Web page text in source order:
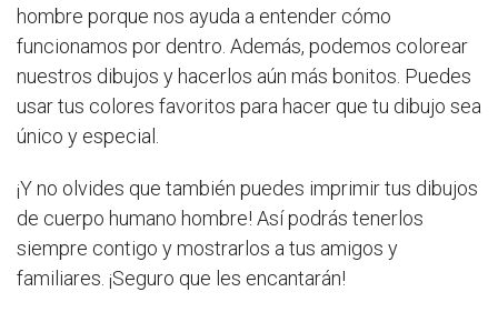
hombre porque nos ayuda a entender cómo
funcionamos por dentro. Además, podemos colorear
nuestros dibujos y hacerlos aún más bonitos. Puedes
usar tus colores favoritos para hacer que tu dibujo sea
único y especial.
¡Y no olvides que también puedes imprimir tus dibujos
de cuerpo humano hombre! Así podrás tenerlos
siempre contigo y mostrarlos a tus amigos y
familiares. ¡Seguro que les encantarán!